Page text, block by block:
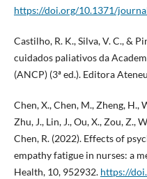
https://doi.org/10.1371/
Castilho, R. K., Silva, V. C., &
cuidados paliativos da
(ANCP) (3ª ed.). Editora
Chen, X., Chen, M., Zheng, H.,
Zhu, J., Lin, J., Ou, X., Zou, Z.,
Chen, R. (2022). Effects of
empathy fatigue in nurses: a
Health, 10, 952932. https://